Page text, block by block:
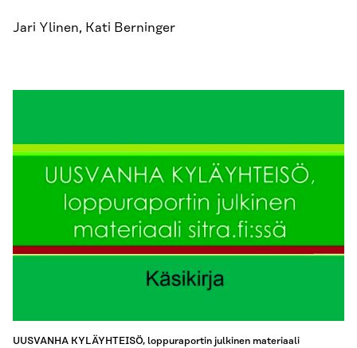
Jari Ylinen, Kati Berninger
UUSVANHA KYLÄYHTEISÖ, loppuraportin julkinen materiaali